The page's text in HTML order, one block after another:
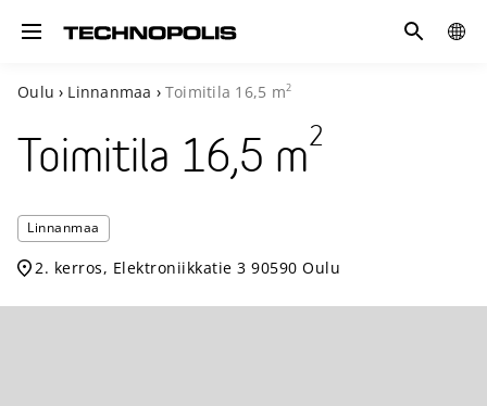
Toggle navigation
Hae
Oulu › Linnanmaa › Toimitila 16,5 m2
Toimitila 16,5 m2
Linnanmaa
2. kerros, Elektroniikkatie 3 90590 Oulu